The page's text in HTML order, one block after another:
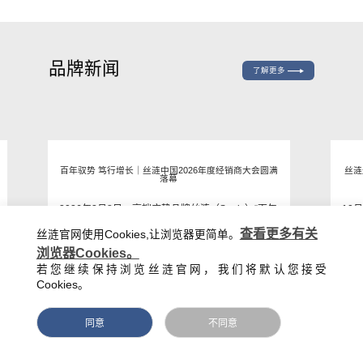
了解更多
品牌新闻
百年驭势 笃行增长｜丝涟中国2026年度经销商大会圆满
落幕
2026年2月8日，高端床垫品牌丝涟（Sealy）“百年
驭势，笃行增长”2026年度经销商大会在上海隆重
举行。
丝
10
丝涟官网使用Cookies,让浏览器更简单。 查看更多有关
浏览器Cookies。
若您继续保持浏览丝涟官网，我们将默认您接受
Cookies。
同意 不同意